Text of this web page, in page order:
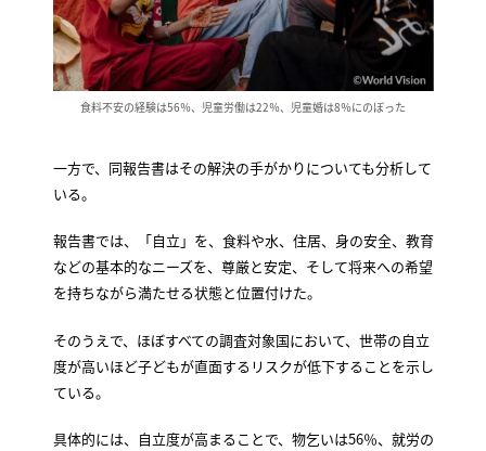
食料不安の経験は56％、児童労働は22％、児童婚は8％にのぼった
一方で、同報告書はその解決の手がかりについても分析して
いる。
報告書では、「自立」を、食料や水、住居、身の安全、教育
などの基本的なニーズを、尊厳と安定、そして将来への希望
を持ちながら満たせる状態と位置付けた。
そのうえで、ほぼすべての調査対象国において、世帯の自立
度が高いほど子どもが直面するリスクが低下することを示し
ている。
具体的には、自立度が高まることで、物乞いは56％、就労の